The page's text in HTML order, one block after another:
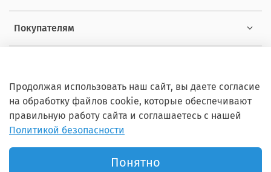
Покупателям
Copyright © 2012 - 2026 ZOOSET Все права защищены.
Продолжая использовать наш сайт, вы даете согласие
на обработку файлов cookie, которые обеспечивают
правильную работу сайта и соглашаетесь с нашей
Политикой безопасности
Понятно